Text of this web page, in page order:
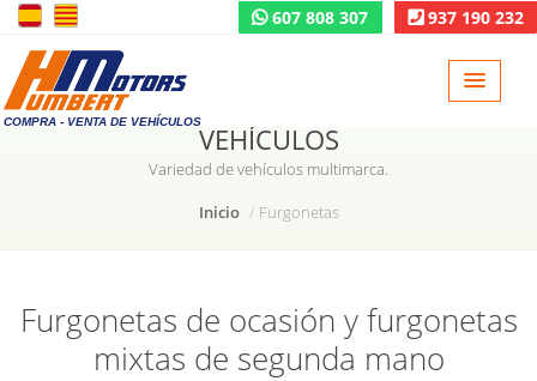
937 190 232
607 808 307
COMPRA - VENTA DE VEHÍCULOSVEHÍCULOS
Variedad de vehículos multimarca.
Inicio
Furgonetas
Furgonetas de ocasión y furgonetas
mixtas de segunda mano